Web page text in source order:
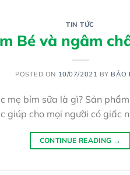
TIN TỨC
Bé và ngâm
POSTED ON 10/07/2021 BY BẢO
mẹ bỉm sữa là gì? Sản
giúp cho mọi người có
CONTINUE READING →